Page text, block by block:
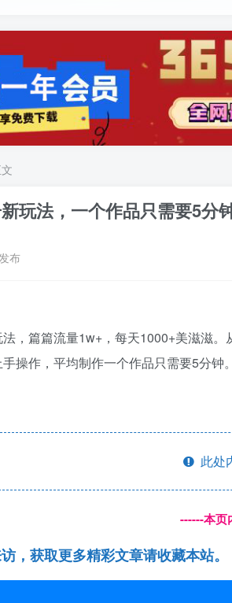
玩法，一个作品只需要5分
布
，篇篇流量1w+，每天1000+美滋滋
操作，平均制作一个作品只需要5分
此处
------本页
，获取更多精彩文章请收藏本站。